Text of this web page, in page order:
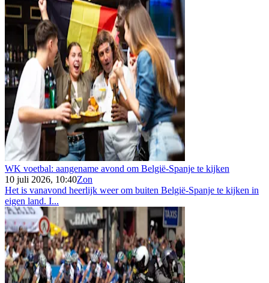
WK voetbal: aangename avond om België-Spanje te kijken
10 juli 2026, 10:40Zon
Het is vanavond heerlijk weer om buiten België-Spanje te kijken in
eigen land. I...